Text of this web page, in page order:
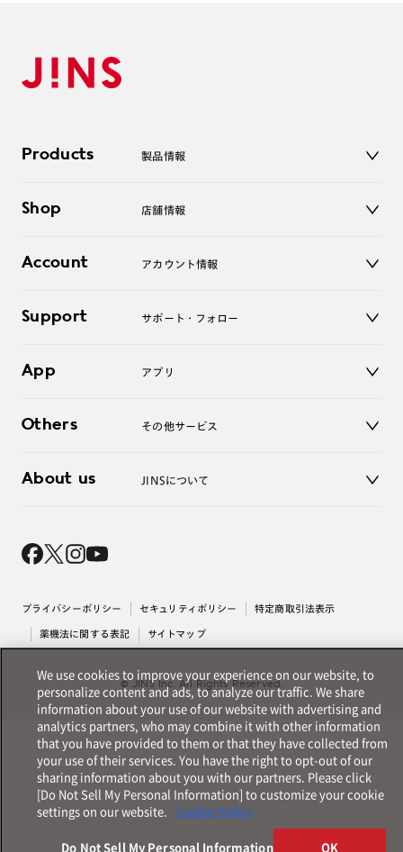
Products 製品情報
サングラス
コンタクトレンズ
アクセサリー
Shop 店舗情報
オンラインショップ
Account アカウント情報
ログアウト
Support サポート・フォロー
よくあるご質問
お問い合わせ
App アプリ
Others その他サービス
レンズ交換
About us JINSについて
採用情報
プライバシーポリシー セキュリティポリシー 特定商取引法表示
薬機法に関する表記 サイトマップ
© JINS Inc. All Rights Reserved.
We use cookies to improve your experience on our website, to
personalize content and ads, to analyze our traffic. We share
information about your use of our website with advertising and
analytics partners, who may combine it with other information
that you have provided to them or that they have collected from
your use of their services. You have the right to opt-out of our
sharing information about you with our partners. Please click
[Do Not Sell My Personal Information] to customize your cookie
settings on our website. Cookie Policy
Do Not Sell My Personal Information OK